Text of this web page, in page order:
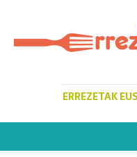
ERREZETAK